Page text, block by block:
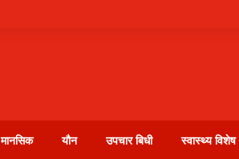
मानसिक यौन उपचार बिधी स्वास्थ्य विशेष